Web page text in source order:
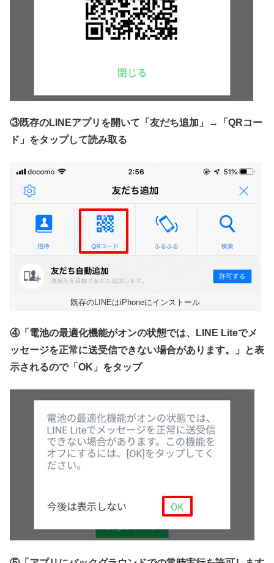
③既存のLINEアプリを開いて「友だち追加」→「QRコー
ド」をタップして読み取る
既存のLINEはiPhoneにインストール
④「電池の最適化機能がオンの状態では、LINE Liteでメ
ッセージを正常に送受信できない場合があります。」と表
示されるので「OK」をタップ